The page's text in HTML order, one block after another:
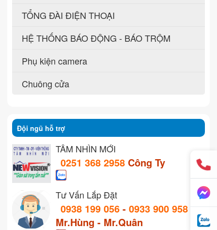
TỔNG ĐÀI ĐIỆN THOẠI
HỆ THỐNG BÁO ĐỘNG - BÁO TRỘM
Phụ kiện camera
Chuông cửa
Đội ngũ hỗ trợ
TẦM NHÌN MỚI
0251 368 2958 Công Ty
Tư Vấn Lắp Đặt
0938 199 056 - 0933 900 958
Mr.Hùng - Mr.Quân